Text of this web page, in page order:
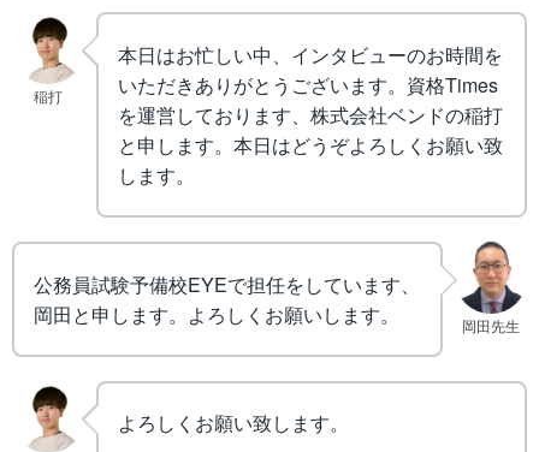
稲打
本日はお忙しい中、インタビューのお時間を
いただきありがとうございます。資格Times
を運営しております、株式会社ベンドの稲打
と申します。本日はどうぞよろしくお願い致
します。
岡田先生
公務員試験予備校EYEで担任をしています、
岡田と申します。よろしくお願いします。
よろしくお願い致します。